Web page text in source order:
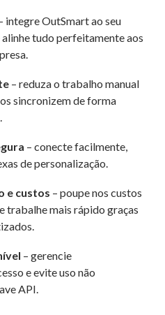
integre OutSmart ao seu
tudo perfeitamente aos
– reduza o trabalho manual
sincronizem de forma
– conecte facilmente,
de personalização.
e custos – poupe nos custos
trabalhe mais rápido graças
– gerencie
e evite uso não
API.